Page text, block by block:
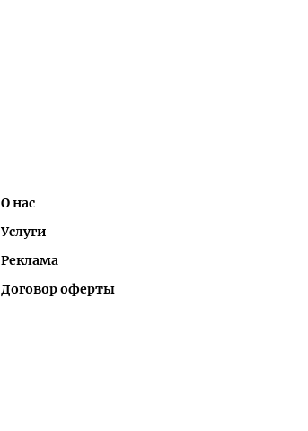
О нас
Услуги
Реклама
Договор оферты